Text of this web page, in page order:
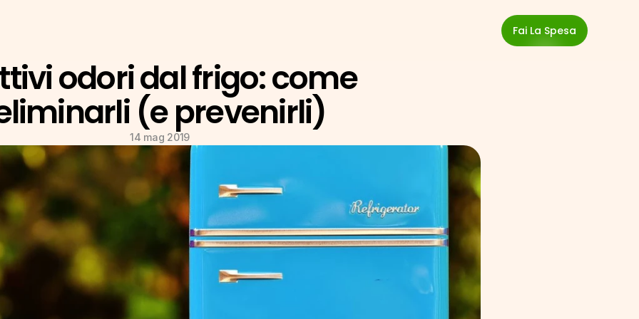
Fai La Spesa
odori dal frigo: come
(e prevenirli)
14 mag 2019